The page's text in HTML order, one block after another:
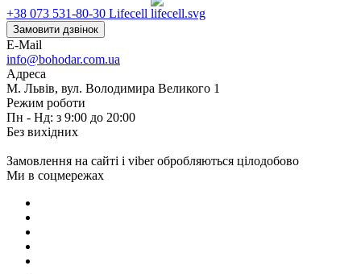
+38 073 531-80-30 Lifecell
Замовити дзвінок
E-Mail
info@bohodar.com.ua
Адреса
М. Львів, вул. Володимира Великого 1
Режим роботи
Пн - Нд: з 9:00 до 20:00
Без вихідних
Замовлення на сайті і viber обробляються цілодобово
Ми в соцмережах